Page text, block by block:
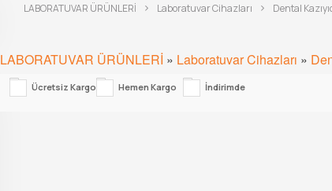
LABORATUVAR ÜRÜNLERİ Laboratuvar Cihazları Dental
LABORATUVAR ÜRÜNLERİ» Laboratuvar Cihazları »
Ücretsiz Kargo Hemen Kargo İndirimde